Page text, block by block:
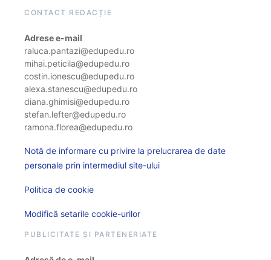
CONTACT REDACȚIE
Adrese e-mail
raluca.pantazi@edupedu.ro
mihai.peticila@edupedu.ro
costin.ionescu@edupedu.ro
alexa.stanescu@edupedu.ro
diana.ghimisi@edupedu.ro
stefan.lefter@edupedu.ro
ramona.florea@edupedu.ro
Notă de informare cu privire la prelucrarea de date
personale prin intermediul site-ului
Politica de cookie
Modifică setarile cookie-urilor
PUBLICITATE ȘI PARTENERIATE